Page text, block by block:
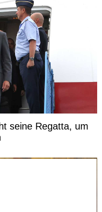
seine Regatta, um